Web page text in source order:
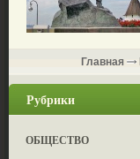
Главная
Рубрики
ОБЩЕСТВО